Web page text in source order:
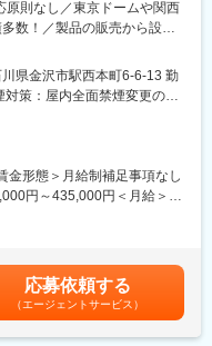
原則なし／東京ドームや関西
数！／製品の販売から設
業、サブコン/エネルギー会
クイン営業
係を活用した施主営業、指名
格交渉、取引申請などの各
県金沢市駅西本町6-6-13 勤
策：屋内全面禁煙変更の範
金形態＞月給制補足事項なし
円～435,000円＜月給＞
外手当、休日出勤手当、深
安の金額であり、選考を通
(月額)は固定手当を含めた表
応募依頼する
（エージェントサービス）